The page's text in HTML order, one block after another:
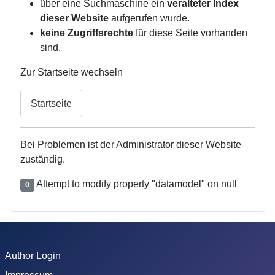
über eine Suchmaschine ein veralteter Index
dieser Website aufgerufen wurde.
keine Zugriffsrechte für diese Seite vorhanden
sind.
Zur Startseite wechseln
Startseite
Bei Problemen ist der Administrator dieser Website
zuständig.
0 Attempt to modify property "datamodel" on null
Author Login